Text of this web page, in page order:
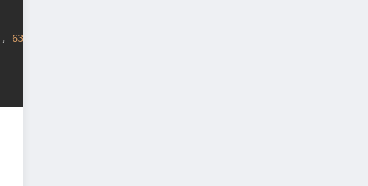
, 6379